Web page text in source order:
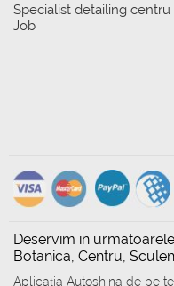
Specialist detailing centru
Job
Deservim in
Botanica, Centru,
Aplicația Autoshina de pe